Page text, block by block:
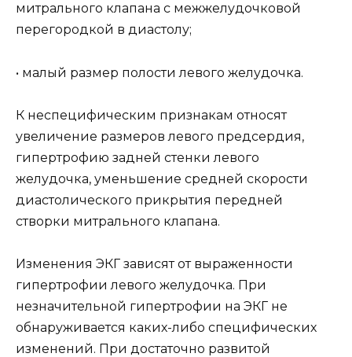
митрального клапана с межжелудочковой
перегородкой в диастолу;
• малый размер полости левого желудочка.
К неспецифическим признакам относят
увеличение размеров левого предсердия,
гипертрофию задней стенки левого
желудочка, уменьшение средней скорости
диастолического прикрытия передней
створки митрального клапана.
Изменения ЭКГ зависят от выраженности
гипертрофии левого желудочка. При
незначительной гипертрофии на ЭКГ не
обнаруживается каких-либо специфических
изменений. При достаточно развитой